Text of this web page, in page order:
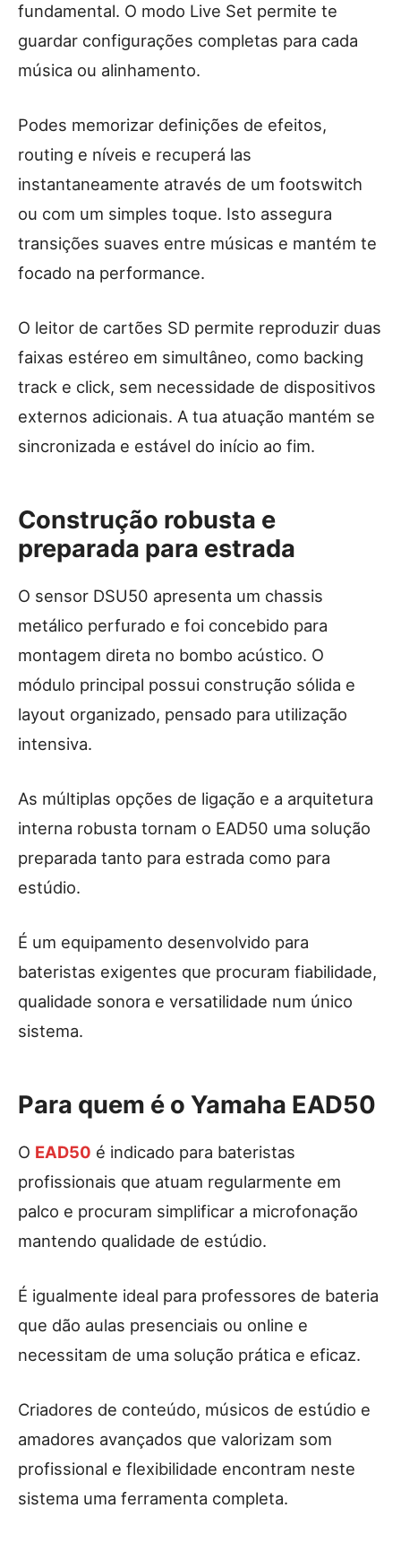
fundamental. O modo Live Set permite te
guardar configurações completas para cada
música ou alinhamento.
Podes memorizar definições de efeitos,
routing e níveis e recuperá las
instantaneamente através de um footswitch
ou com um simples toque. Isto assegura
transições suaves entre músicas e mantém te
focado na performance.
O leitor de cartões SD permite reproduzir duas
faixas estéreo em simultâneo, como backing
track e click, sem necessidade de dispositivos
externos adicionais. A tua atuação mantém se
sincronizada e estável do início ao fim.
Construção robusta e
preparada para estrada
O sensor DSU50 apresenta um chassis
metálico perfurado e foi concebido para
montagem direta no bombo acústico. O
módulo principal possui construção sólida e
layout organizado, pensado para utilização
intensiva.
As múltiplas opções de ligação e a arquitetura
interna robusta tornam o EAD50 uma solução
preparada tanto para estrada como para
estúdio.
É um equipamento desenvolvido para
bateristas exigentes que procuram fiabilidade,
qualidade sonora e versatilidade num único
sistema.
Para quem é o Yamaha EAD50
O EAD50 é indicado para bateristas
profissionais que atuam regularmente em
palco e procuram simplificar a microfonação
mantendo qualidade de estúdio.
É igualmente ideal para professores de bateria
que dão aulas presenciais ou online e
necessitam de uma solução prática e eficaz.
Criadores de conteúdo, músicos de estúdio e
amadores avançados que valorizam som
profissional e flexibilidade encontram neste
sistema uma ferramenta completa.